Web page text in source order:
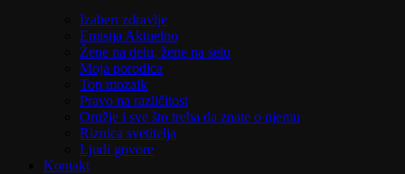
Izaberi zdravlje
Emisija Aktuelno
Žene na delu, žene na selu
Moja porodica
Top mozaik
Pravo na različitost
Oružje i sve što treba da znate o njemu
Riznica svetitelja
Ljudi govore
Kontakt